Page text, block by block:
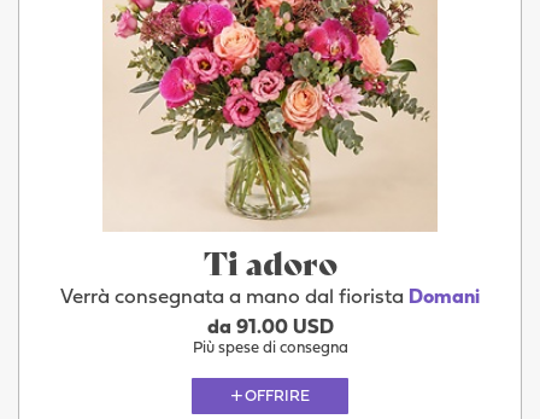
Ti adoro
Verrà consegnata a mano dal fiorista Domani
da 91.00 USD
Più spese di consegna
OFFRIRE